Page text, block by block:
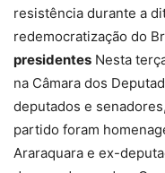
resistência durante a
redemocratização do
presidentes Nesta
na Câmara dos
deputados e
partido foram
Araraquara e ex-